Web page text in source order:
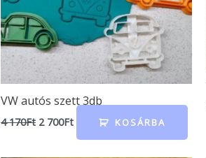
VW autós szett 3db
4 170Ft 2 700Ft KOSÁRBA